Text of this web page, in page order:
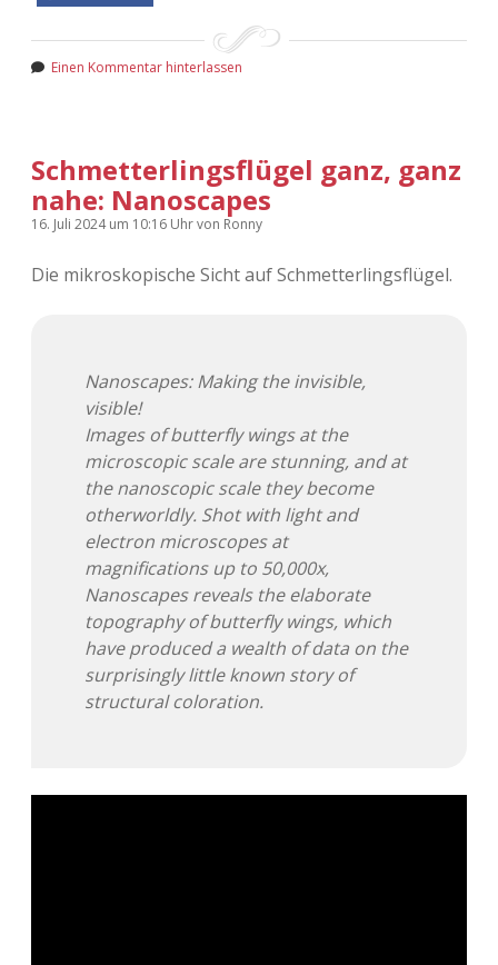
Einen Kommentar hinterlassen
Schmetterlingsflügel ganz, ganz
nahe: Nanoscapes
16. Juli 2024um 10:16 Uhrvon Ronny
Die mikroskopische Sicht auf Schmetterlingsflügel.
Nanoscapes: Making the invisible,
visible!
Images of butterfly wings at the
microscopic scale are stunning, and at
the nanoscopic scale they become
otherworldly. Shot with light and
electron microscopes at
magnifications up to 50,000x,
Nanoscapes reveals the elaborate
topography of butterfly wings, which
have produced a wealth of data on the
surprisingly little known story of
structural coloration.